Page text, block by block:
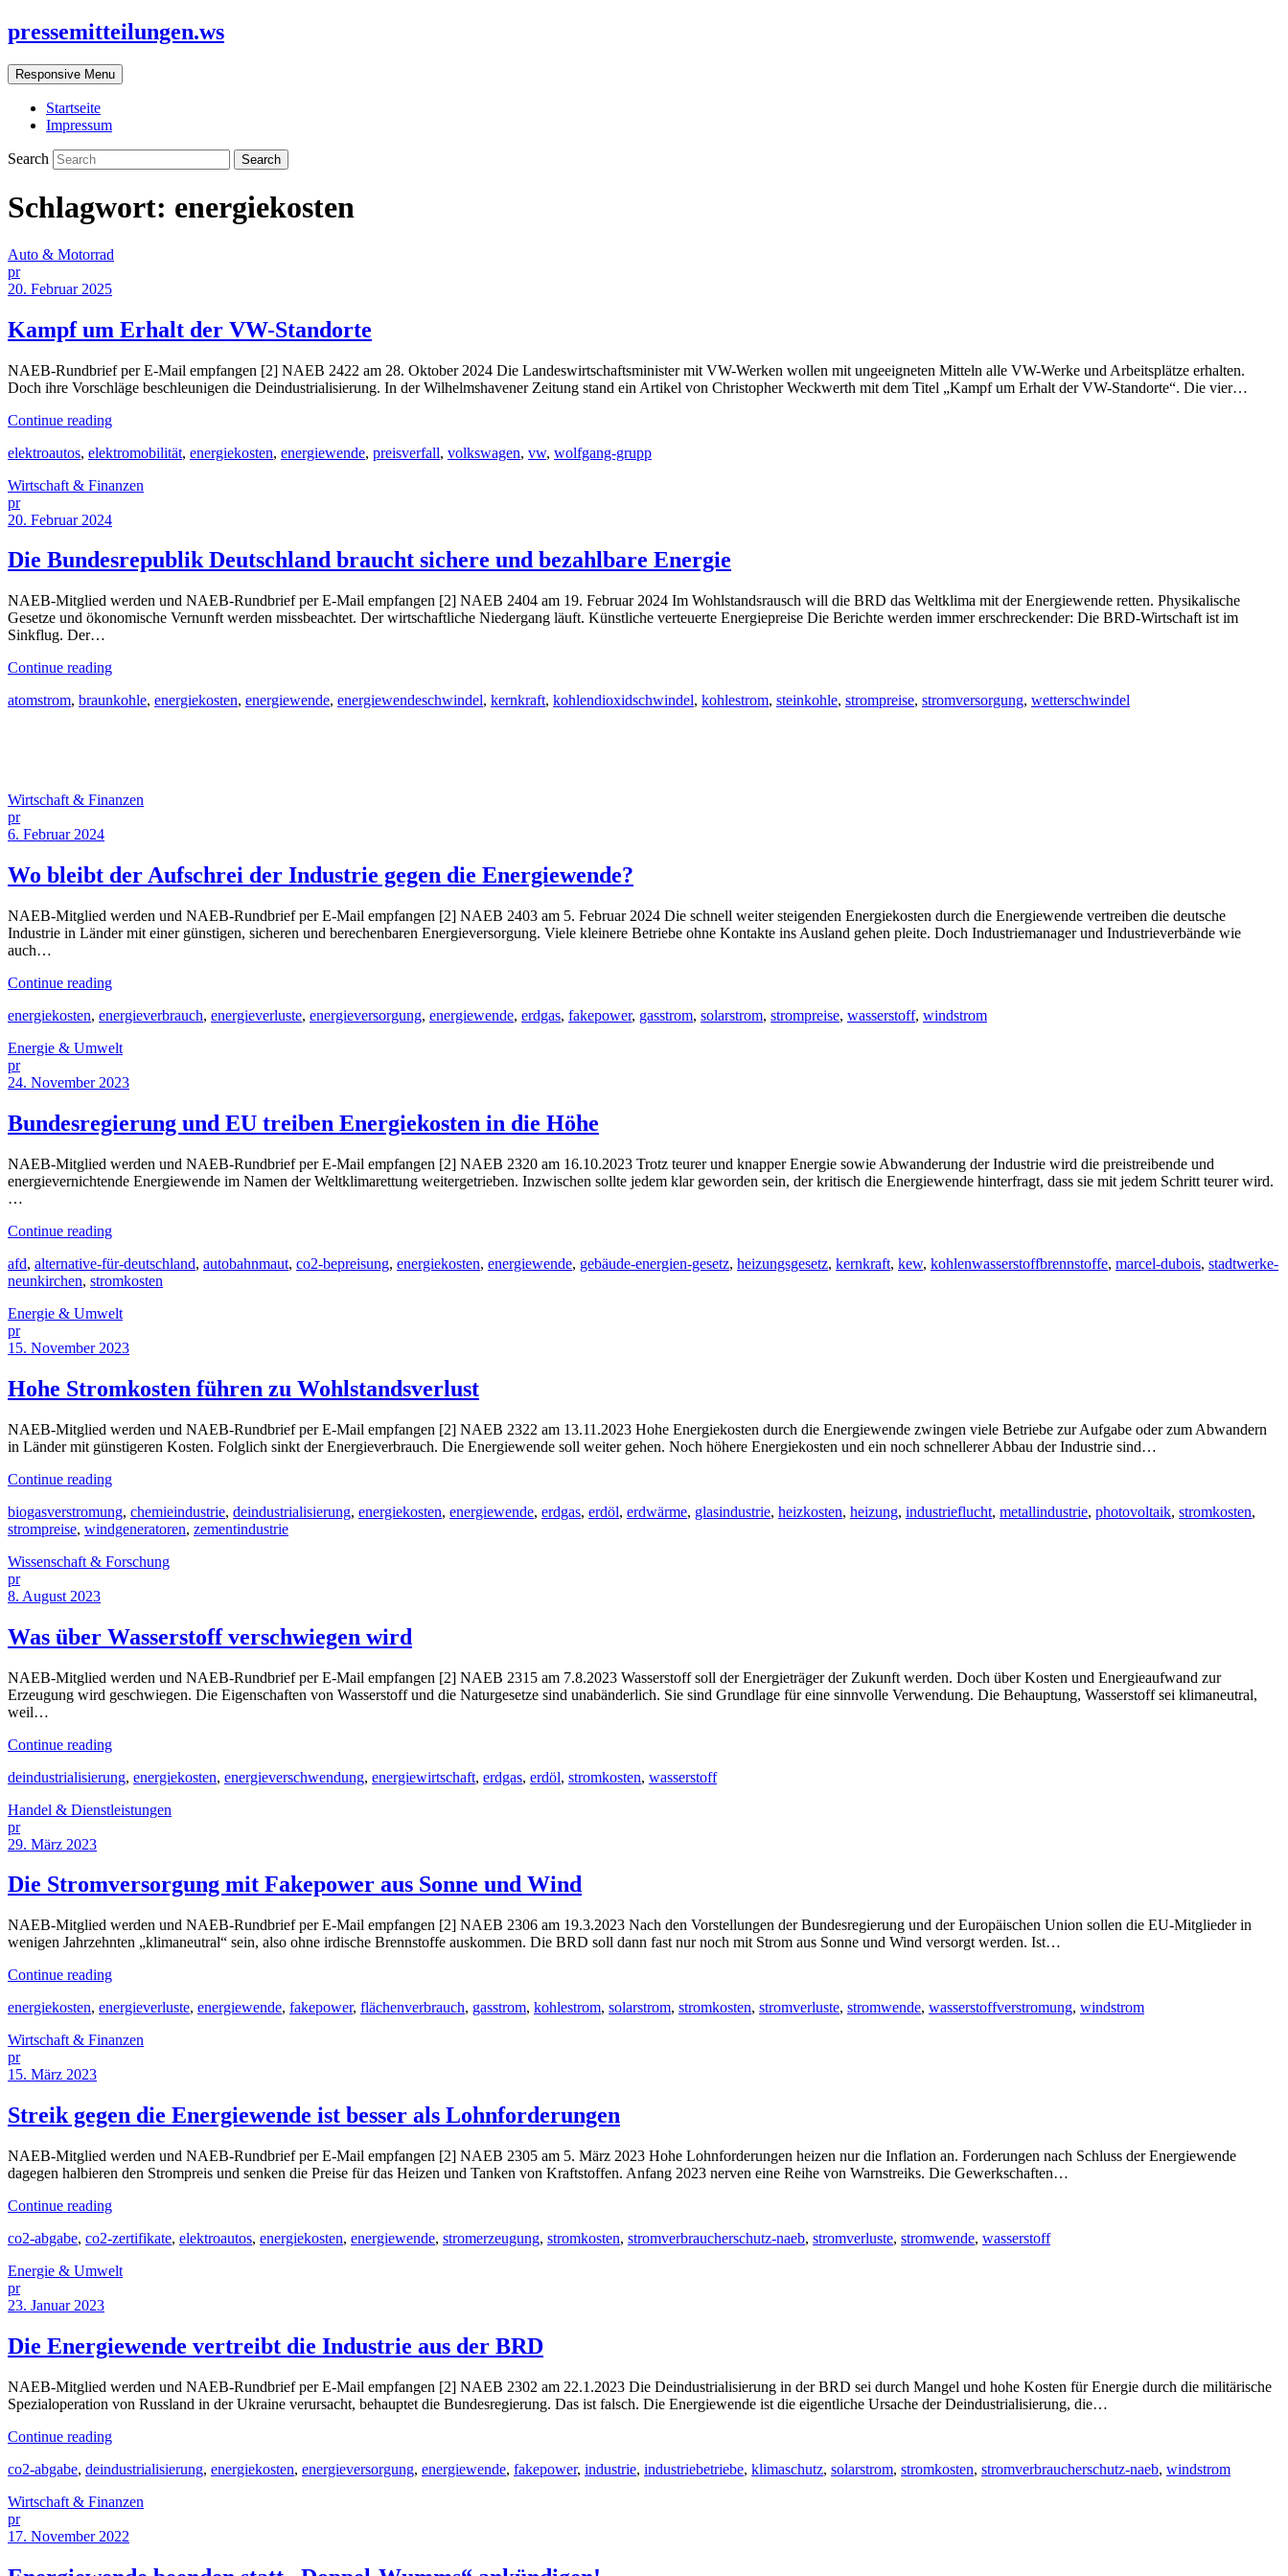
pressemitteilungen.ws
Responsive Menu
Startseite
Impressum
Search
Schlagwort: energiekosten
Auto & Motorrad
pr
20. Februar 2025
Kampf um Erhalt der VW-Standorte
NAEB-Rundbrief per E-Mail empfangen [2] NAEB 2422 am 28. Oktober 2024 Die Landeswirtschaftsminister mit VW-Werken wollen mit ungeeigneten Mitteln alle VW-Werke und Arbeitsplätze erhalten.
Doch ihre Vorschläge beschleunigen die Deindustrialisierung. In der Wilhelmshavener Zeitung stand ein Artikel von Christopher Weckwerth mit dem Titel „Kampf um Erhalt der VW-Standorte“. Die vier…
Continue reading
elektroautos, elektromobilität, energiekosten, energiewende, preisverfall, volkswagen, vw, wolfgang-grupp
Wirtschaft & Finanzen
pr
20. Februar 2024
Die Bundesrepublik Deutschland braucht sichere und bezahlbare Energie
NAEB-Mitglied werden und NAEB-Rundbrief per E-Mail empfangen [2] NAEB 2404 am 19. Februar 2024 Im Wohlstandsrausch will die BRD das Weltklima mit der Energiewende retten. Physikalische
Gesetze und ökonomische Vernunft werden missbeachtet. Der wirtschaftliche Niedergang läuft. Künstliche verteuerte Energiepreise Die Berichte werden immer erschreckender: Die BRD-Wirtschaft ist im
Sinkflug. Der…
Continue reading
atomstrom, braunkohle, energiekosten, energiewende, energiewendeschwindel, kernkraft, kohlendioxidschwindel, kohlestrom, steinkohle, strompreise, stromversorgung, wetterschwindel
Wirtschaft & Finanzen
pr
6. Februar 2024
Wo bleibt der Aufschrei der Industrie gegen die Energiewende?
NAEB-Mitglied werden und NAEB-Rundbrief per E-Mail empfangen [2] NAEB 2403 am 5. Februar 2024 Die schnell weiter steigenden Energiekosten durch die Energiewende vertreiben die deutsche
Industrie in Länder mit einer günstigen, sicheren und berechenbaren Energieversorgung. Viele kleinere Betriebe ohne Kontakte ins Ausland gehen pleite. Doch Industriemanager und Industrieverbände wie
auch…
Continue reading
energiekosten, energieverbrauch, energieverluste, energieversorgung, energiewende, erdgas, fakepower, gasstrom, solarstrom, strompreise, wasserstoff, windstrom
Energie & Umwelt
pr
24. November 2023
Bundesregierung und EU treiben Energiekosten in die Höhe
NAEB-Mitglied werden und NAEB-Rundbrief per E-Mail empfangen [2] NAEB 2320 am 16.10.2023 Trotz teurer und knapper Energie sowie Abwanderung der Industrie wird die preistreibende und
energievernichtende Energiewende im Namen der Weltklimarettung weitergetrieben. Inzwischen sollte jedem klar geworden sein, der kritisch die Energiewende hinterfragt, dass sie mit jedem Schritt teurer wird.
…
Continue reading
afd, alternative-für-deutschland, autobahnmaut, co2-bepreisung, energiekosten, energiewende, gebäude-energien-gesetz, heizungsgesetz, kernkraft, kew, kohlenwasserstoffbrennstoffe, marcel-dubois, stadtwerke-
neunkirchen, stromkosten
Energie & Umwelt
pr
15. November 2023
Hohe Stromkosten führen zu Wohlstandsverlust
NAEB-Mitglied werden und NAEB-Rundbrief per E-Mail empfangen [2] NAEB 2322 am 13.11.2023 Hohe Energiekosten durch die Energiewende zwingen viele Betriebe zur Aufgabe oder zum Abwandern
in Länder mit günstigeren Kosten. Folglich sinkt der Energieverbrauch. Die Energiewende soll weiter gehen. Noch höhere Energiekosten und ein noch schnellerer Abbau der Industrie sind…
Continue reading
biogasverstromung, chemieindustrie, deindustrialisierung, energiekosten, energiewende, erdgas, erdöl, erdwärme, glasindustrie, heizkosten, heizung, industrieflucht, metallindustrie, photovoltaik, stromkosten,
strompreise, windgeneratoren, zementindustrie
Wissenschaft & Forschung
pr
8. August 2023
Was über Wasserstoff verschwiegen wird
NAEB-Mitglied werden und NAEB-Rundbrief per E-Mail empfangen [2] NAEB 2315 am 7.8.2023 Wasserstoff soll der Energieträger der Zukunft werden. Doch über Kosten und Energieaufwand zur
Erzeugung wird geschwiegen. Die Eigenschaften von Wasserstoff und die Naturgesetze sind unabänderlich. Sie sind Grundlage für eine sinnvolle Verwendung. Die Behauptung, Wasserstoff sei klimaneutral,
weil…
Continue reading
deindustrialisierung, energiekosten, energieverschwendung, energiewirtschaft, erdgas, erdöl, stromkosten, wasserstoff
Handel & Dienstleistungen
pr
29. März 2023
Die Stromversorgung mit Fakepower aus Sonne und Wind
NAEB-Mitglied werden und NAEB-Rundbrief per E-Mail empfangen [2] NAEB 2306 am 19.3.2023 Nach den Vorstellungen der Bundesregierung und der Europäischen Union sollen die EU-Mitglieder in
wenigen Jahrzehnten „klimaneutral“ sein, also ohne irdische Brennstoffe auskommen. Die BRD soll dann fast nur noch mit Strom aus Sonne und Wind versorgt werden. Ist…
Continue reading
energiekosten, energieverluste, energiewende, fakepower, flächenverbrauch, gasstrom, kohlestrom, solarstrom, stromkosten, stromverluste, stromwende, wasserstoffverstromung, windstrom
Wirtschaft & Finanzen
pr
15. März 2023
Streik gegen die Energiewende ist besser als Lohnforderungen
NAEB-Mitglied werden und NAEB-Rundbrief per E-Mail empfangen [2] NAEB 2305 am 5. März 2023 Hohe Lohnforderungen heizen nur die Inflation an. Forderungen nach Schluss der Energiewende
dagegen halbieren den Strompreis und senken die Preise für das Heizen und Tanken von Kraftstoffen. Anfang 2023 nerven eine Reihe von Warnstreiks. Die Gewerkschaften…
Continue reading
co2-abgabe, co2-zertifikate, elektroautos, energiekosten, energiewende, stromerzeugung, stromkosten, stromverbraucherschutz-naeb, stromverluste, stromwende, wasserstoff
Energie & Umwelt
pr
23. Januar 2023
Die Energiewende vertreibt die Industrie aus der BRD
NAEB-Mitglied werden und NAEB-Rundbrief per E-Mail empfangen [2] NAEB 2302 am 22.1.2023 Die Deindustrialisierung in der BRD sei durch Mangel und hohe Kosten für Energie durch die militärische
Spezialoperation von Russland in der Ukraine verursacht, behauptet die Bundesregierung. Das ist falsch. Die Energiewende ist die eigentliche Ursache der Deindustrialisierung, die…
Continue reading
co2-abgabe, deindustrialisierung, energiekosten, energieversorgung, energiewende, fakepower, industrie, industriebetriebe, klimaschutz, solarstrom, stromkosten, stromverbraucherschutz-naeb, windstrom
Wirtschaft & Finanzen
pr
17. November 2022